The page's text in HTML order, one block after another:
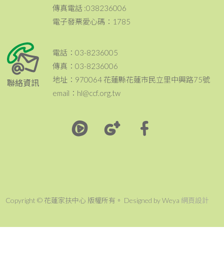
傳真電話 :038236006
電子發票愛心碼：1785
聯絡資訊
電話：03-8236005
傳真：03-8236006
地址：970064 花蓮縣花蓮市民立里中興路75號
email：hl@ccf.org.tw
Copyright © 花蓮家扶中心 版權所有。 Designed by Weya 網頁設計